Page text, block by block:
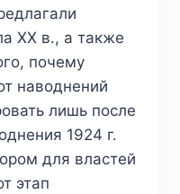
XX в., а также
почему
наводнений
лишь после
1924 г.
для властей
этап